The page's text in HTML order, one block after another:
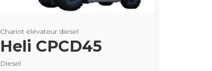
Cha­riot élé­va­teur die­sel
Heli CPCD45
Die­sel